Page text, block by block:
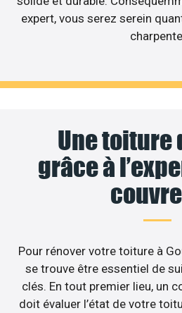
expert, vous serez serein
Une toiture
grâce à
Pour rénover votre toiture à
se trouve être essentiel de
clés. En tout premier lieu, un
doit évaluer l’état de votre